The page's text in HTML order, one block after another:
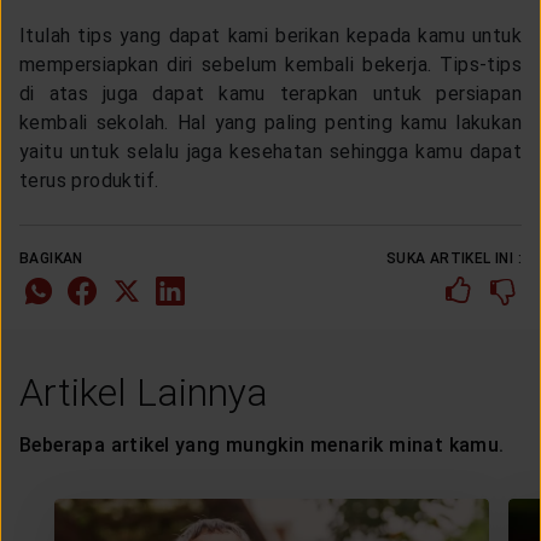
Itulah tips yang dapat kami berikan kepada kamu untuk
mempersiapkan diri sebelum kembali bekerja. Tips-tips
di atas juga dapat kamu terapkan untuk persiapan
kembali sekolah. Hal yang paling penting kamu lakukan
yaitu untuk selalu jaga kesehatan sehingga kamu dapat
terus produktif.
BAGIKAN SUKA ARTIKEL INI :
Artikel Lainnya
Beberapa artikel yang mungkin menarik minat kamu.